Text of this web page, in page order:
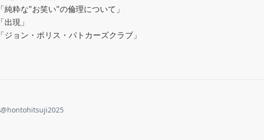
純粋な"お笑い"の倫理について」
現」
ジョン・ポリス・パトカーズクラブ」
@hontohitsuji2025